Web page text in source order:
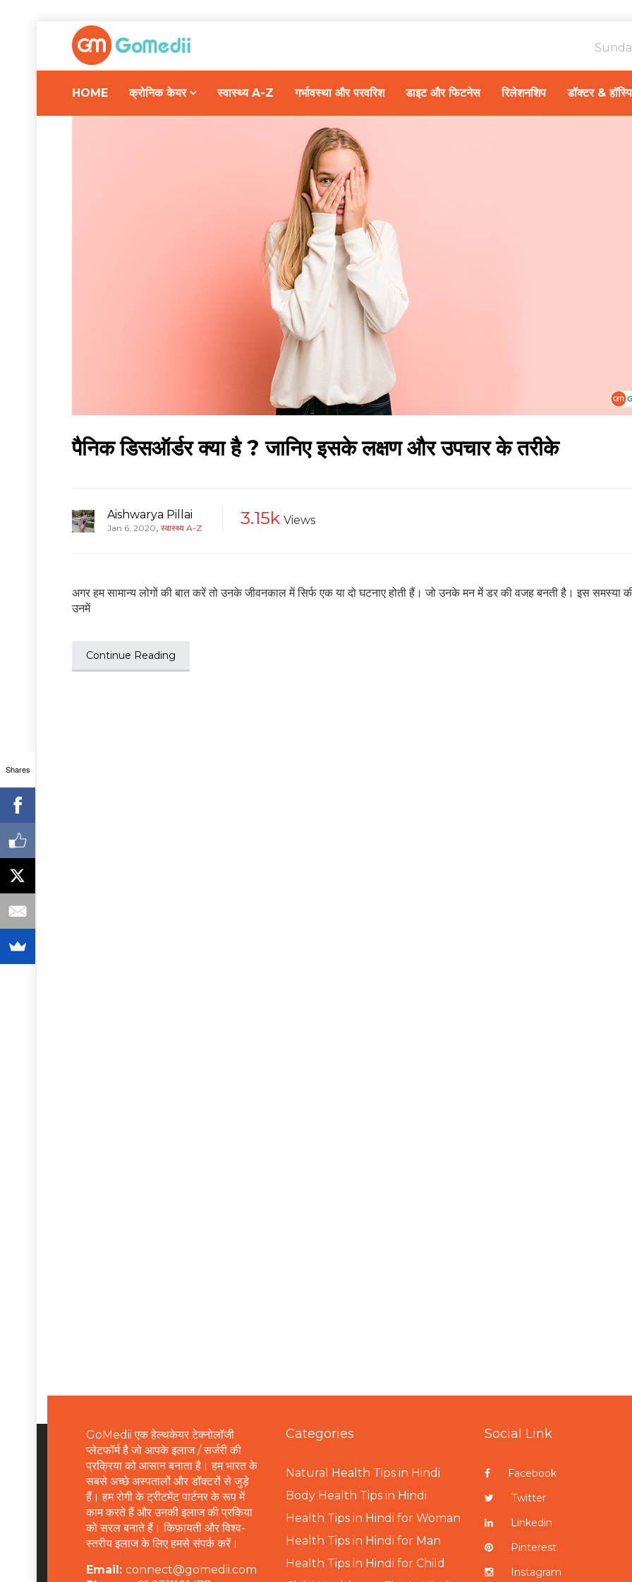
HOME क्रोनिक केयर स्वास्थ्य A-Z गर्भावस्था और परवरिश डाइट और फिटनेस रिलेशनशिप डॉक्टर &
पैनिक डिसऑर्डर क्या है ? जानिए इसके लक्षण और उपचार के तरीके
Aishwarya Pillai
Jan 6, 2020, स्वास्थ्य A-Z 3.15k Views
अगर हम सामान्य लोगों की बात करें तो उनके जीवनकाल में सिर्फ एक या दो घटनाए होती हैं। जो उनके मन में डर की वजह बनती है। इस समस्या
उनमें
Continue Reading
GoMedii एक हेल्थकेयर टेक्नोलॉजी
प्लेटफॉर्म है जो आपके इलाज / सर्जरी की
प्रक्रिया को आसान बनाता है। हम भारत के
सबसे अच्छे अस्पतालों और डॉक्टरों से जुड़े
हैं। हम रोगी के ट्रीटमेंट पार्टनर के रूप में
काम करते हैं और उनकी इलाज की प्रकिया
को सरल बनाते हैं। किफ़ायती और विश्व-
स्तरीय इलाज के लिए हमसे संपर्क करें।
Email: connect@gomedii.com
Categories
Natural Health Tips in Hindi
Body Health Tips in Hindi
Health Tips in Hindi for Woman
Health Tips in Hindi for Man
Health Tips in Hindi for Child
Social Link
Facebook
Twitter
Linkedin
Pinterest
Instagram
Shares